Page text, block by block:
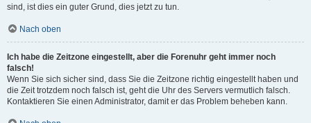
sind, ist dies ein guter Grund, dies jetzt zu tun.
Nach oben
Ich habe die Zeitzone eingestellt, aber die Forenuhr geht immer noch
falsch!
Wenn Sie sich sicher sind, dass Sie die Zeitzone richtig eingestellt haben und
die Zeit trotzdem noch falsch ist, geht die Uhr des Servers vermutlich falsch.
Kontaktieren Sie einen Administrator, damit er das Problem beheben kann.